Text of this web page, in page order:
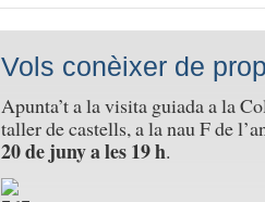
Vols conèixer de
Apunta’t a la visita guiada a la
taller de castells, a la nau F de
20 de juny a les 19 h.